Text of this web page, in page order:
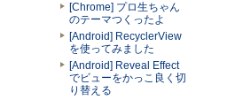
[Chrome] プロ生ちゃん
のテーマつくったよ
[Android] RecyclerView
を使ってみました
[Android] Reveal Effect
でビューをかっこ良く切
り替える